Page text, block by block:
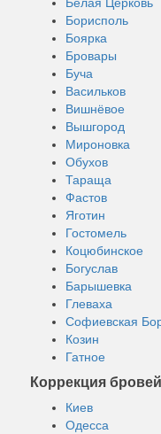
Борисполь
Боярка
Бровары
Буча
Васильков
Вишнёвое
Вышгород
Мироновка
Обухов
Тараща
Фастов
Яготин
Гостомель
Коцюбинское
Богуслав
Барышевка
Глеваха
Софиевская
Козин
Гатное
Коррекция
Киев
Одесса